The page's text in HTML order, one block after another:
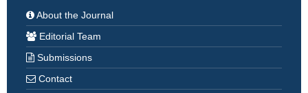
About the Journal
Editorial Team
Submissions
Contact